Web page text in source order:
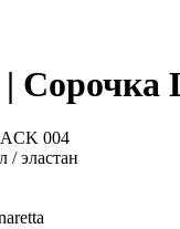
Сорочка
004
/ эластан